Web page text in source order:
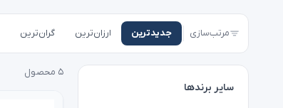
مرتب‌سازی جدیدترین ارزان‌ترین گران‌ترین
سایر برندها
۵ محصول